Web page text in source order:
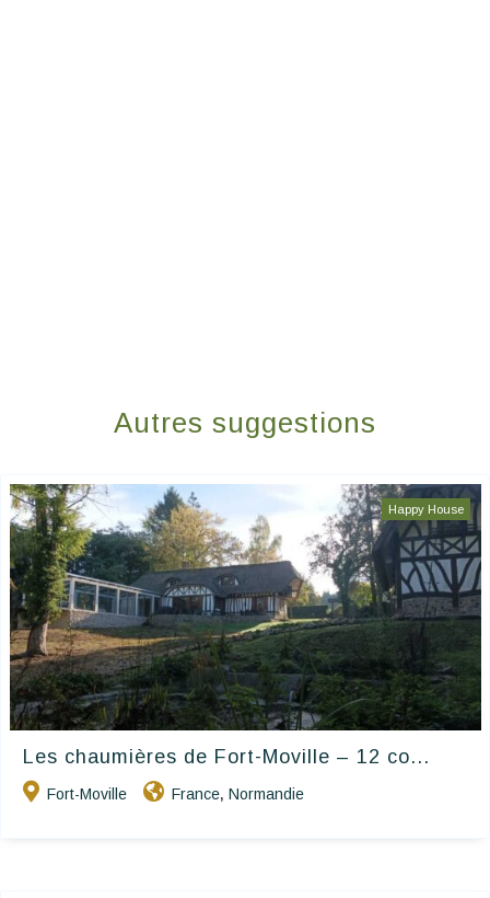
Autres suggestions
Happy House
Les chaumières de Fort-Moville – 12 co...
Fort-Moville France, Normandie